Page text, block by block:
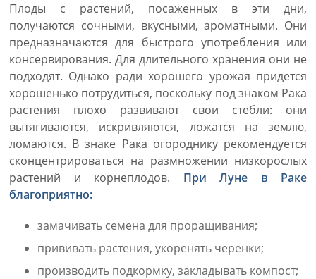
Плоды с растений, посаженных в эти дни,
получаются сочными, вкусными, ароматными. Они
предназначаются для быстрого употребления или
консервирования. Для длительного хранения они не
подходят. Однако ради хорошего урожая придется
хорошенько потрудиться, поскольку под знаком Рака
растения плохо развивают свои стебли: они
вытягиваются, искривляются, ложатся на землю,
ломаются. В знаке Рака огороднику рекомендуется
сконцентрироваться на размножении низкорослых
растений и корнеплодов. При Луне в Раке
благоприятно:
замачивать семена для проращивания;
прививать растения, укоренять черенки;
производить подкормку, закладывать компост;